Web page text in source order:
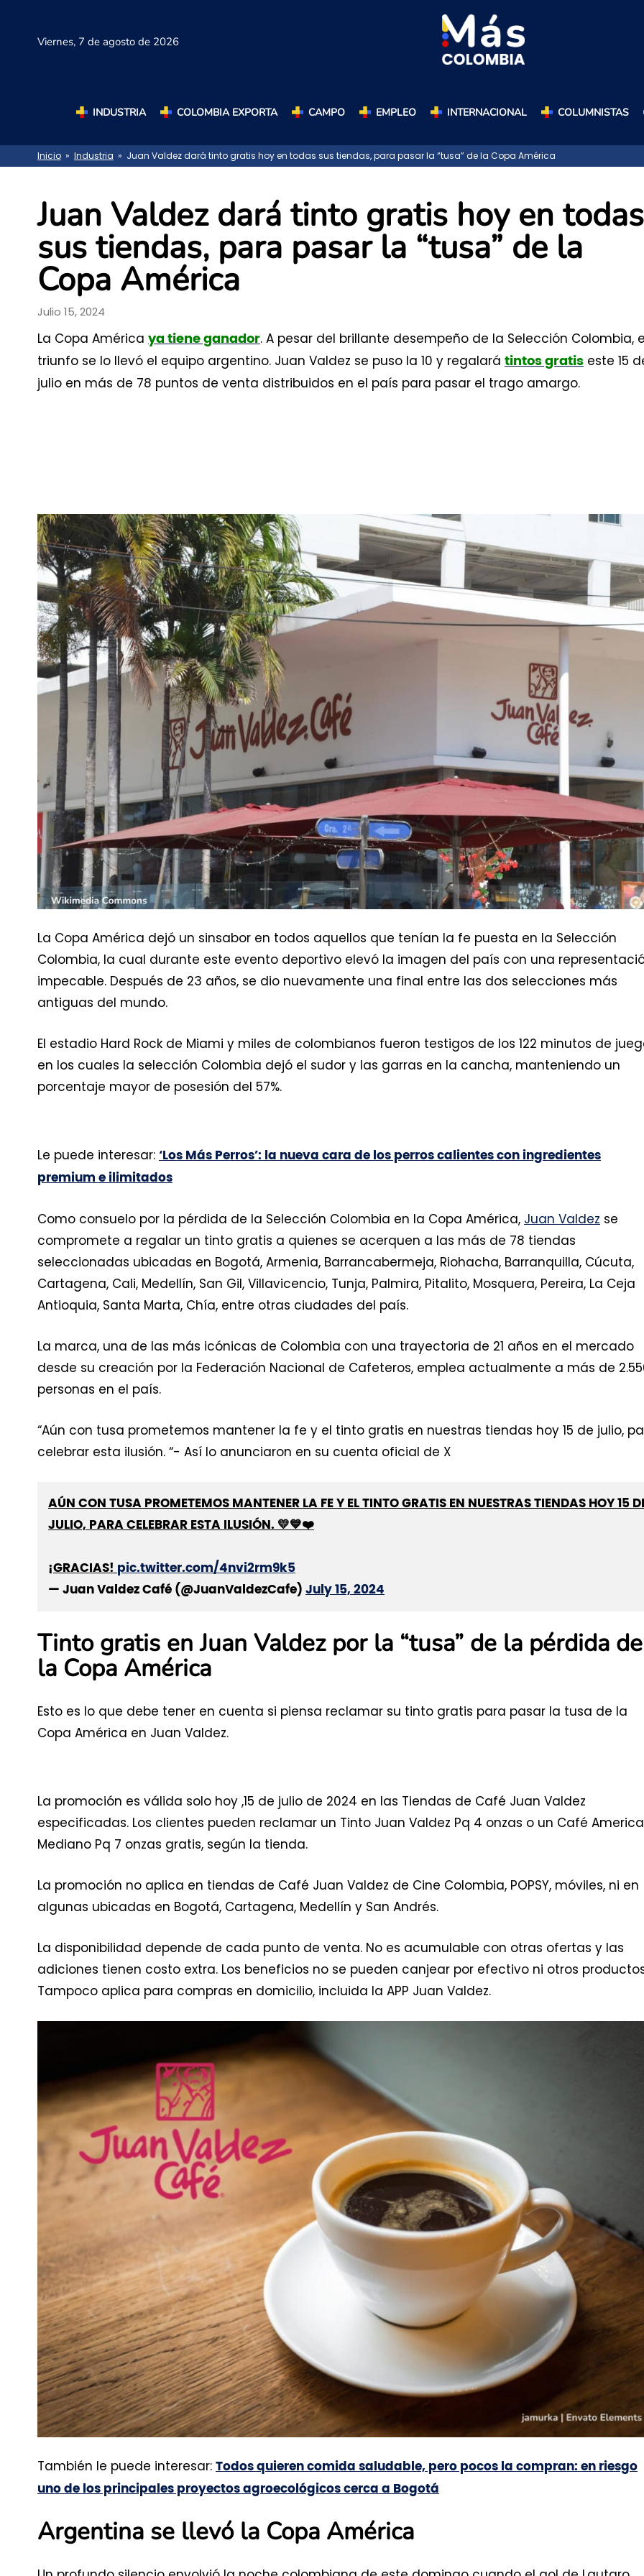
Viernes, 7 de agosto de 2026
INDUSTRIA COLOMBIA EXPORTA CAMPO EMPLEO INTERNACIONAL COLUMNISTAS
Inicio » Industria » Juan Valdez dará tinto gratis hoy en todas sus tiendas, para pasar la “tusa” de la Copa América
Juan Valdez dará tinto gratis hoy en todas
sus tiendas, para pasar la “tusa” de la
Copa América
Julio 15, 2024
La Copa América ya tiene ganador. A pesar del brillante desempeño de la Selección Colombia,
triunfo se lo llevó el equipo argentino. Juan Valdez se puso la 10 y regalará tintos gratis este 15
julio en más de 78 puntos de venta distribuidos en el país para pasar el trago amargo.
La Copa América dejó un sinsabor en todos aquellos que tenían la fe puesta en la Selección
Colombia, la cual durante este evento deportivo elevó la imagen del país con una
impecable. Después de 23 años, se dio nuevamente una final entre las dos selecciones más
antiguas del mundo.
El estadio Hard Rock de Miami y miles de colombianos fueron testigos de los 122 minutos de
en los cuales la selección Colombia dejó el sudor y las garras en la cancha, manteniendo un
porcentaje mayor de posesión del 57%.
Le puede interesar: ‘Los Más Perros’: la nueva cara de los perros calientes con ingredientes
premium e ilimitados
Como consuelo por la pérdida de la Selección Colombia en la Copa América, Juan Valdez se
compromete a regalar un tinto gratis a quienes se acerquen a las más de 78 tiendas
seleccionadas ubicadas en Bogotá, Armenia, Barrancabermeja, Riohacha, Barranquilla, Cúcuta,
Cartagena, Cali, Medellín, San Gil, Villavicencio, Tunja, Palmira, Pitalito, Mosquera, Pereira, La Ceja
Antioquia, Santa Marta, Chía, entre otras ciudades del país.
La marca, una de las más icónicas de Colombia con una trayectoria de 21 años en el mercado
desde su creación por la Federación Nacional de Cafeteros, emplea actualmente a más de
personas en el país.
“Aún con tusa prometemos mantener la fe y el tinto gratis en nuestras tiendas hoy 15 de julio,
celebrar esta ilusión. “- Así lo anunciaron en su cuenta oficial de X
AÚN CON TUSA PROMETEMOS MANTENER LA FE Y EL TINTO GRATIS EN NUESTRAS TIENDAS HOY 15
JULIO, PARA CELEBRAR ESTA ILUSIÓN. 💛💙❤️
¡GRACIAS! pic.twitter.com/4nvi2rm9k5
— Juan Valdez Café (@JuanValdezCafe) July 15, 2024
Tinto gratis en Juan Valdez por la “tusa” de la pérdida de
la Copa América
Esto es lo que debe tener en cuenta si piensa reclamar su tinto gratis para pasar la tusa de la
Copa América en Juan Valdez.
La promoción es válida solo hoy ,15 de julio de 2024 en las Tiendas de Café Juan Valdez
especificadas. Los clientes pueden reclamar un Tinto Juan Valdez Pq 4 onzas o un Café
Mediano Pq 7 onzas gratis, según la tienda.
La promoción no aplica en tiendas de Café Juan Valdez de Cine Colombia, POPSY, móviles, ni en
algunas ubicadas en Bogotá, Cartagena, Medellín y San Andrés.
La disponibilidad depende de cada punto de venta. No es acumulable con otras ofertas y las
adiciones tienen costo extra. Los beneficios no se pueden canjear por efectivo ni otros
Tampoco aplica para compras en domicilio, incluida la APP Juan Valdez.
También le puede interesar: Todos quieren comida saludable, pero pocos la compran: en riesgo
uno de los principales proyectos agroecológicos cerca a Bogotá
Argentina se llevó la Copa América